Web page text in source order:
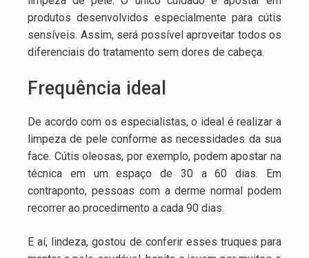
produtos desenvolvidos especialmente para cútis
sensíveis. Assim, será possível aproveitar todos os
diferenciais do tratamento sem dores de cabeça.
Frequência ideal
De acordo com os especialistas, o ideal é realizar a
limpeza de pele conforme as necessidades da sua
face. Cútis oleosas, por exemplo, podem apostar na
técnica em um espaço de 30 a 60 dias. Em
contraponto, pessoas com a derme normal podem
recorrer ao procedimento a cada 90 dias.
E aí, lindeza, gostou de conferir esses truques para